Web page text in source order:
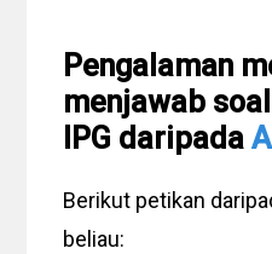
Pengalaman
menjawab
IPG daripada
Berikut petikan
beliau: